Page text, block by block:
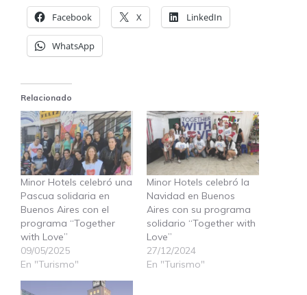
Facebook X LinkedIn
WhatsApp
Relacionado
Minor Hotels celebró una
Pascua solidaria en
Buenos Aires con el
programa “Together
with Love”
09/05/2025
En "Turismo"
Minor Hotels celebró la
Navidad en Buenos
Aires con su programa
solidario “Together with
Love”
27/12/2024
En "Turismo"